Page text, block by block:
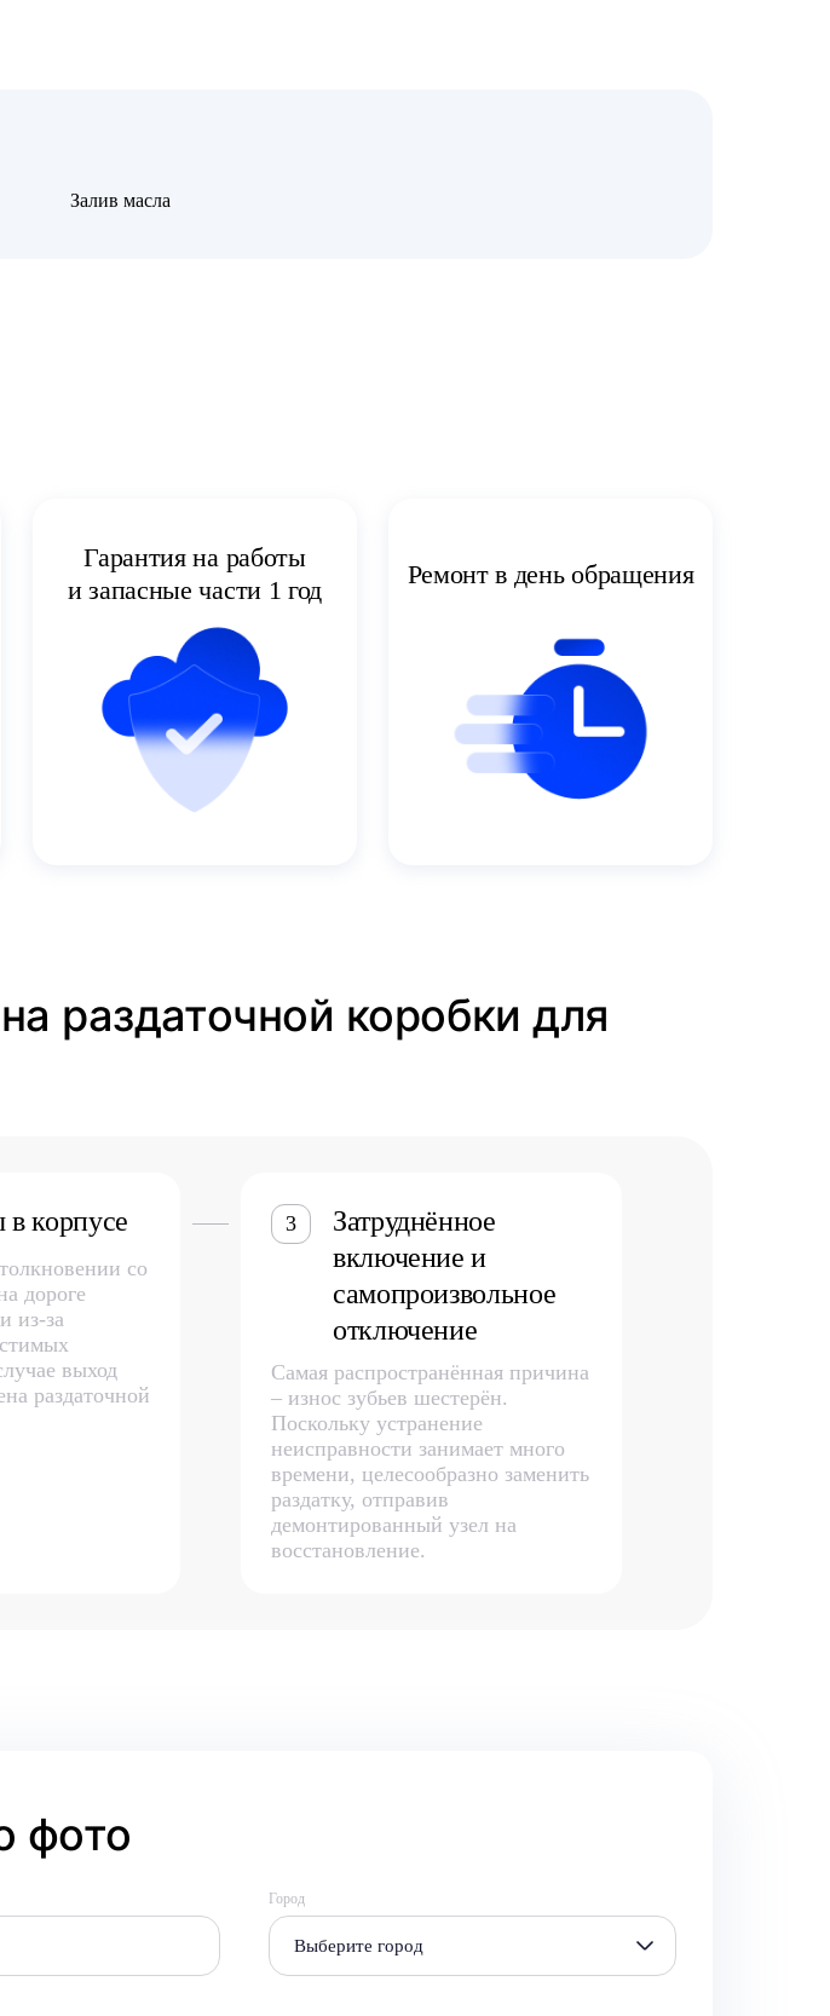
Залив масла
Гарантия на работы
и запасные части 1 год
Ремонт в день обращения
раздаточной коробки для
корпусе
со
дороге
из-за
выход
раздаточной
3
Затруднённое
включение и
самопроизвольное
отключение
Самая распространённая причина
– износ зубьев шестерён.
Поскольку устранение
неисправности занимает много
времени, целесообразно заменить
раздатку, отправив
демонтированный узел на
восстановление.
фото
Город
Выберите город